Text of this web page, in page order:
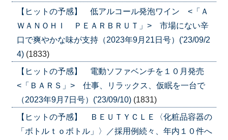
【ヒットの予感】 低アルコール発泡ワイン <「Ａ
ＷＡＮＯＨＩ ＰＥＡＲＢＲＵＴ」> 市場にない辛
口で爽やかな味が支持（2023年9月21日号）('23/09/2
4) (1833)
【ヒットの予感】 電動ソファベンチを１０月発売
<「ＢＡＲＳ」> 仕事、リラックス、仮眠を一台で
（2023年9月7日号）('23/09/10) (1831)
【ヒットの予感】 ＢＥＵＴＹＣＬＥ〈化粧品容器の
「ボトルｔｏボトル」〉／採用例続々、年内１０件へ